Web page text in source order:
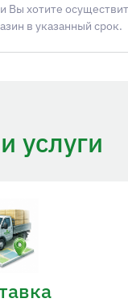
Вы хотите
в указанный срок.
услуги